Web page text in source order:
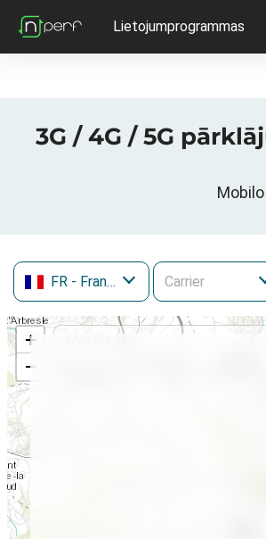
Lietojumprogrammas
3G / 4G / 5G
FR - Francija
+
−